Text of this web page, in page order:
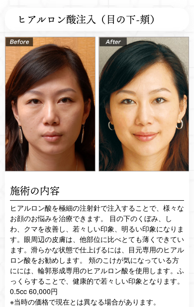
ヒアルロン酸注入（目の下-頬）
施術の内容
ヒアルロン酸を極細の注射針で注入することで、様々な
お顔のお悩みを治療できます。 目の下のくぼみ、し
わ、クマを改善し、若々しい印象、明るい印象になりま
す。眼周辺の皮膚は、他部位に比べとても薄くできてい
ます。滑らかな状態で仕上げるには、目元専用のヒアル
ロン酸をお勧めします。 頬のこけが気になっている方
にには、輪郭形成専用のヒアルロン酸を使用します。ふ
っくらすることで、健康的で若々しい印象となります。
0.5cc 60,000円
※当時の価格で現在とは異なる場合があります。